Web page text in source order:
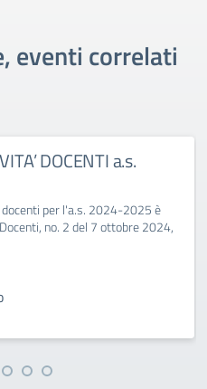
eventi correlati
DOCENTI a.s.
per l'a.s. 2024-2025 è
no. 2 del 7 ottobre 2024,